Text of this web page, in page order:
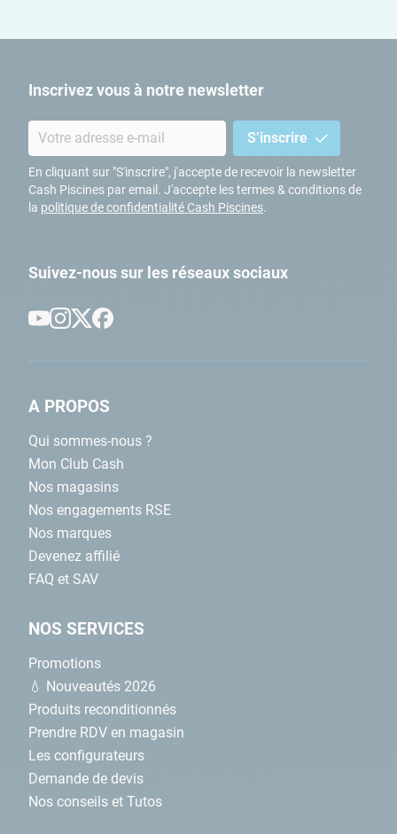
Inscrivez vous à notre newsletter
S’inscrire
En cliquant sur "S'inscrire", j'accepte de recevoir la newsletter
Cash Piscines par email. J'accepte les termes & conditions de
la politique de confidentialité Cash Piscines.
Suivez-nous sur les réseaux sociaux
A PROPOS
Qui sommes-nous ?
Mon Club Cash
Nos magasins
Nos engagements RSE
Nos marques
Devenez affilié
FAQ et SAV
NOS SERVICES
Promotions
💧 Nouveautés 2026
Produits reconditionnés
Prendre RDV en magasin
Les configurateurs
Demande de devis
Nos conseils et Tutos